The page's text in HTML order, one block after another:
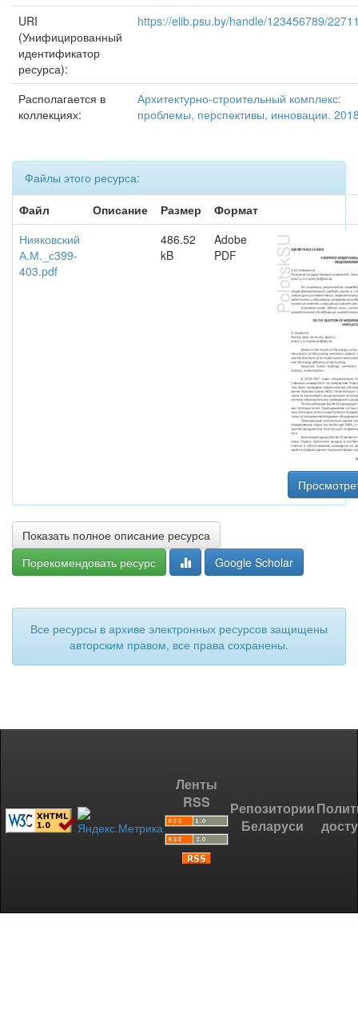
URI
(Унифицированный
идентификатор
ресурса):
https://elib.psu.by/handle/123456789/
Располагается в
коллекциях:
Архитектурно-строительный комплекс:
проблемы, перспективы, инновации.
Файлы этого ресурса:
Файл
Описание Размер
Формат
Нияковский
А.М._с399-
403.pdf
486.52
kB
Adobe
PDF
Показать полное описание ресурса
Порекомендовать ресурс
Google Scholar
Все ресурсы в архиве электронных ресурсов защищены
авторским правом, все права сохранены.
Ленты
RSS
Репозитории
Беларуси